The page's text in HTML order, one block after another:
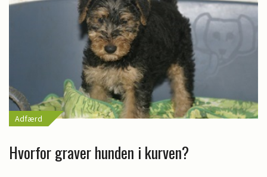
Adfærd
Hvorfor graver hunden i kurven?